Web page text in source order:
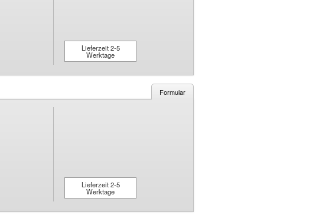
Lieferzeit 2-5
Werktage
Formular
Lieferzeit 2-5
Werktage